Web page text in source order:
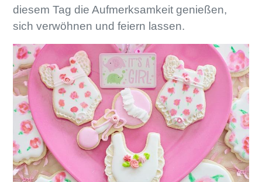
diesem Tag die Aufmerksamkeit genießen,
sich verwöhnen und feiern lassen.